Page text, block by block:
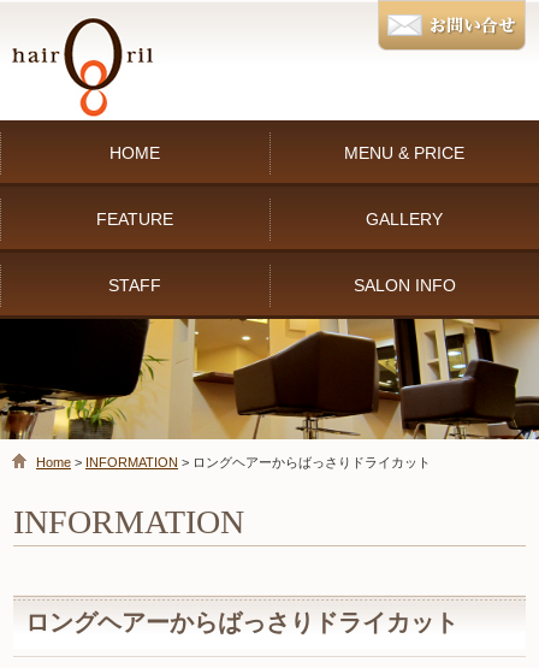
HOME MENU & PRICE
FEATURE GALLERY
STAFF SALON INFO
Home > INFORMATION > ロングヘアーからばっさりドライカット
INFORMATION
ロングヘアーからばっさりドライカット